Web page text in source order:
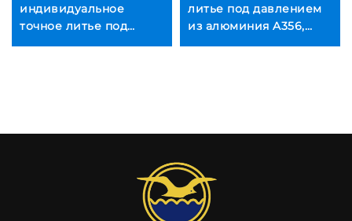
индивидуальное
точное литье под
давлением
литье под давлением
из алюминия A356,
Индивидуальное